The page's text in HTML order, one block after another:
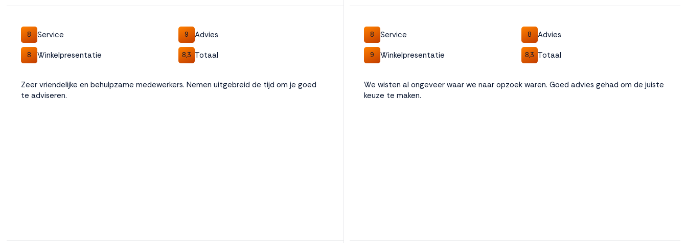
8 Service 9 Advies
8 Winkelpresentatie 8,3 Totaal
Zeer vriendelijke en behulpzame medewerkers. Nemen uitgebreid de tijd om je goed
te adviseren.
8 Service 8 Advies
9 Winkelpresentatie 8,3 Totaal
We wisten al ongeveer waar we naar opzoek waren. Goed advies gehad om de juiste
keuze te maken.